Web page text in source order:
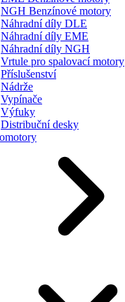
NGH Benzínové motory
Náhradní díly DLE
Náhradní díly EME
Náhradní díly NGH
Vrtule pro spalovací motory
Příslušenství
Nádrže
Vypínače
Výfuky
Distribuční desky